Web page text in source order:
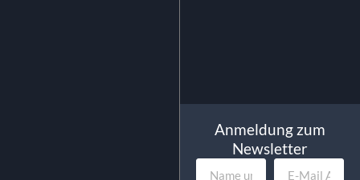
Anmeldung zum
Newsletter